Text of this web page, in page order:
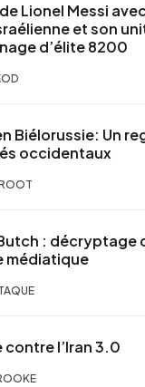
Lionel Messi
et son
d’élite 8200
Biélorussie: Un
occidentaux
: décryptage
médiatique
contre l’Iran 3.0